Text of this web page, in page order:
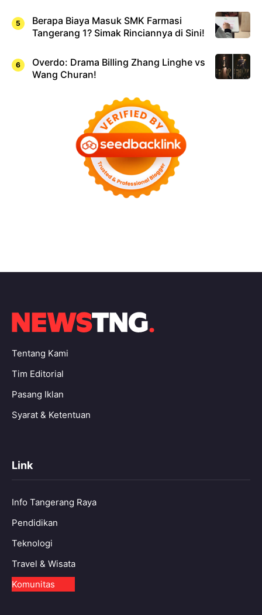
Berapa Biaya Masuk SMK Farmasi
Tangerang 1? Simak Rinciannya di Sini!
Overdo: Drama Billing Zhang Linghe vs
Wang Churan!
Tentang Kami
Tim Editorial
Pasang Iklan
Syarat & Ketentuan
Link
Info Tangerang Raya
Pendidikan
Teknologi
Travel & Wisata
Komunitas